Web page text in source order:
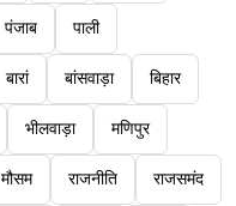
पंजाब पाली
बारां बांसवाड़ा बिहार
भीलवाड़ा मणिपुर
मौसम राजनीति राजसमंद